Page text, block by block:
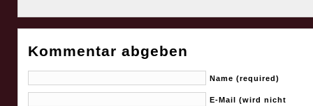
Kommentar abgeben
Name (required)
E-Mail (wird nicht